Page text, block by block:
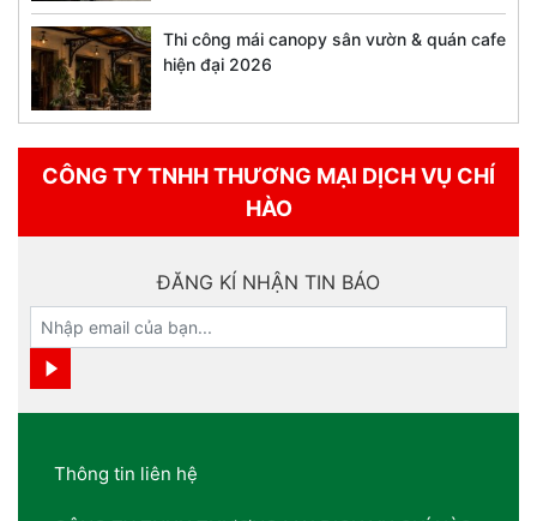
Thi công mái canopy sân vườn & quán cafe
hiện đại 2026
CÔNG TY TNHH THƯƠNG MẠI DỊCH VỤ CHÍ
HÀO
ĐĂNG KÍ NHẬN TIN BÁO
Thông tin liên hệ